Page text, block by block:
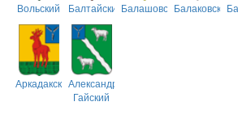
Вольский БалтайскийБалашовскийБалаковский
АркадакскийАлександрово-
Гайский